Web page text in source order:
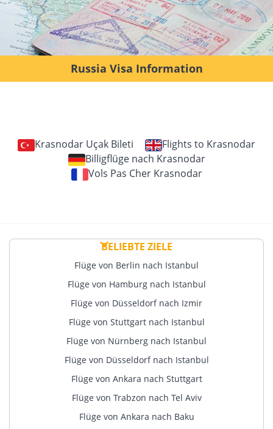
Russia Visa Information
Krasnodar Uçak Bileti
Flights to Krasnodar
Billigflüge nach Krasnodar
Vols Pas Cher Krasnodar
BELIEBTE ZIELE
Flüge von Berlin nach Istanbul
Flüge von Hamburg nach Istanbul
Flüge von Düsseldorf nach Izmir
Flüge von Stuttgart nach Istanbul
Flüge von Nürnberg nach Istanbul
Flüge von Düsseldorf nach Istanbul
Flüge von Ankara nach Stuttgart
Flüge von Trabzon nach Tel Aviv
Flüge von Ankara nach Baku